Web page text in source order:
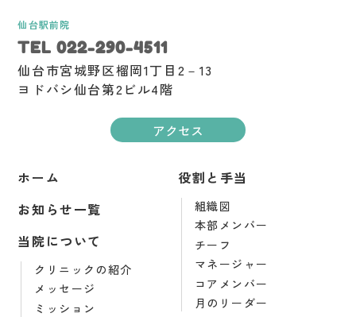
仙台駅前院
TEL 022-290-4511
仙台市宮城野区榴岡1丁目2－13
ヨドバシ仙台第2ビル4階
アクセス
ホーム
お知らせ一覧
当院について
クリニックの紹介
メッセージ
ミッション
役割と手当
組織図
本部メンバー
チーフ
マネージャー
コアメンバー
月のリーダー